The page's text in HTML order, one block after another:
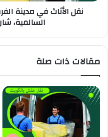
نقل الأثاث في مدينة
السالمية،
مقالات ذات صلة